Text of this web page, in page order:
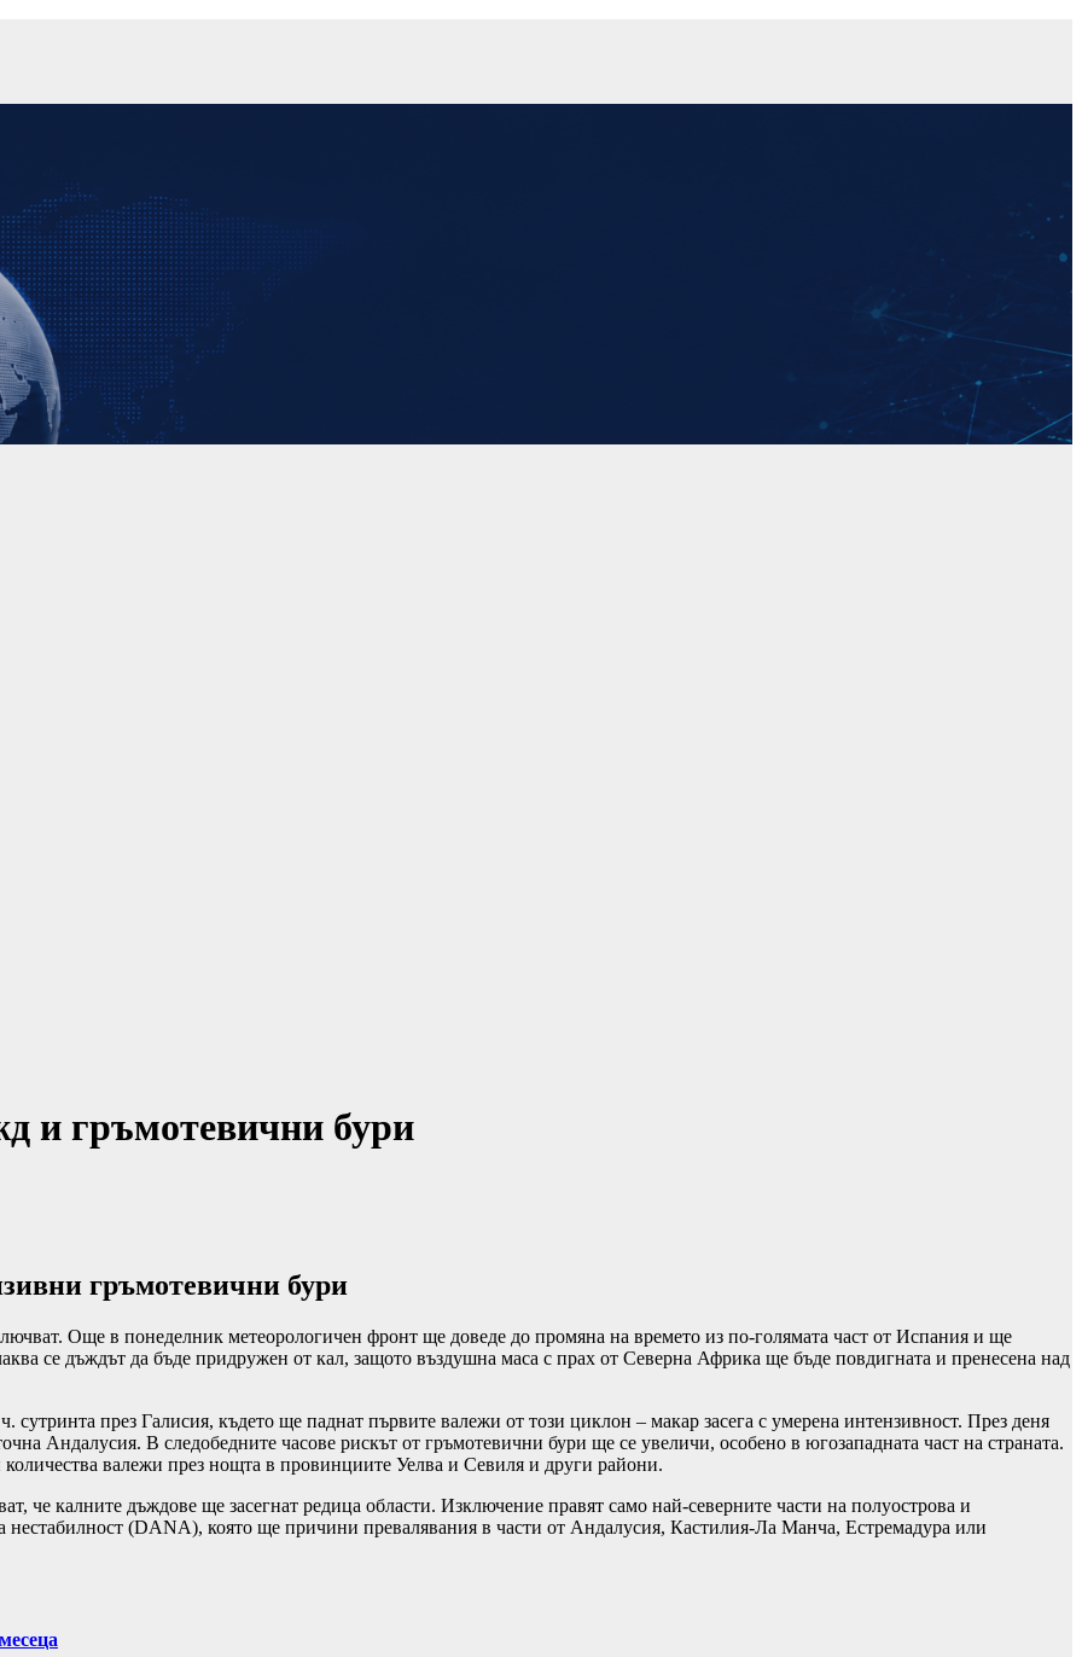
и гръмотевични бури
гръмотевични бури
Още в понеделник метеорологичен фронт ще доведе до промяна на времето из по-голямата част от Испания и ще
се дъждът да бъде придружен от кал, защото въздушна маса с прах от Северна Африка ще бъде повдигната и пренесена над
сутринта през Галисия, където ще паднат първите валежи от този циклон – макар засега с умерена интензивност. През деня
Андалусия. В следобедните часове рискът от гръмотевични бури ще се увеличи, особено в югозападната част на страната.
валежи през нощта в провинциите Уелва и Севиля и други райони.
калните дъждове ще засегнат редица области. Изключение правят само най-северните части на полуострова и
нестабилност (DANA), която ще причини превалявания в части от Андалусия, Кастилия-Ла Манча, Естремадура или